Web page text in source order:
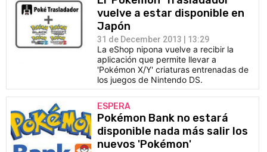
vuelve a estar disponible en
Japón
31 de December 2013 | 13:29
La eShop nipona vuelve a recibir la
aplicación que permite llevar a
'Pokémon X/Y' criaturas entrenadas de
los juegos de Nintendo DS.
ESPERA
Pokémon Bank no estará
disponible nada más salir los
nuevos 'Pokémon'